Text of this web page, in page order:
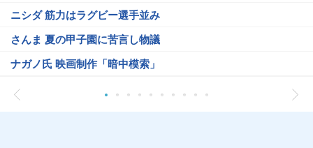
ニシダ 筋力はラグビー選手並み
さんま 夏の甲子園に苦言し物議
ナガノ氏 映画制作「暗中模索」